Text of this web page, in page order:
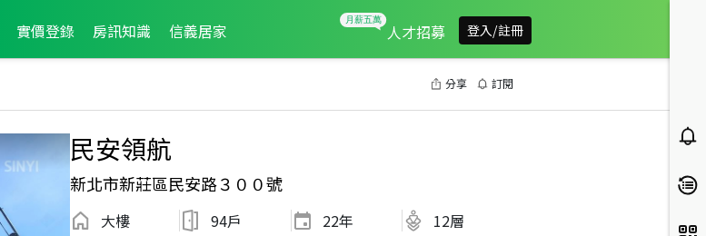
實價登錄 房訊知識 信義居家 人才招募 登入/註冊
分享 訂閱
民安領航
新北市新莊區民安路３００號
大樓 94戶 22年 12層